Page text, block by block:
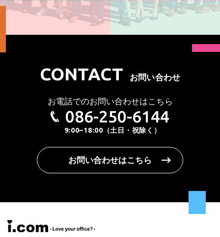
CONTACT お問い合わせ
お電話でのお問い合わせはこちら
086-250-6144
9:00~18:00（土日・祝除く）
お問い合わせはこちら